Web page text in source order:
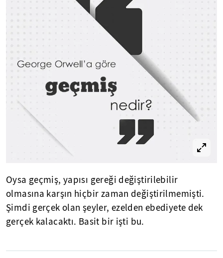
Oysa geçmiş, yapısı gereği değiştirilebilir
olmasına karşın hiçbir zaman değiştirilmemişti.
Şimdi gerçek olan şeyler, ezelden ebediyete dek
gerçek kalacaktı. Basit bir işti bu.